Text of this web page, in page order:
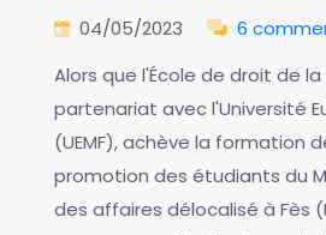
04/05/2023
6
Alors que l'École de droit de
partenariat avec l'Université
(UEMF), achève la formation
promotion des étudiants du
des affaires délocalisé à Fès